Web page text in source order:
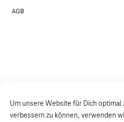
Um unsere Website für Dich
verbessern zu können, verwenden
AGB